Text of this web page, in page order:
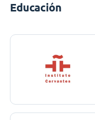
Educación